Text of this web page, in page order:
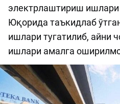
электрлаштириш
Юқорида таъкидлаб
ишлари тугатилиб, айни
ишлари амалга